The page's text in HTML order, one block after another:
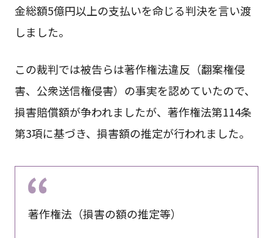
金総額5億円以上の支払いを命じる判決を言い渡
しました。
この裁判では被告らは著作権法違反（翻案権侵
害、公衆送信権侵害）の事実を認めていたので、
損害賠償額が争われましたが、著作権法第114条
第3項に基づき、損害額の推定が行われました。
著作権法（損害の額の推定等）